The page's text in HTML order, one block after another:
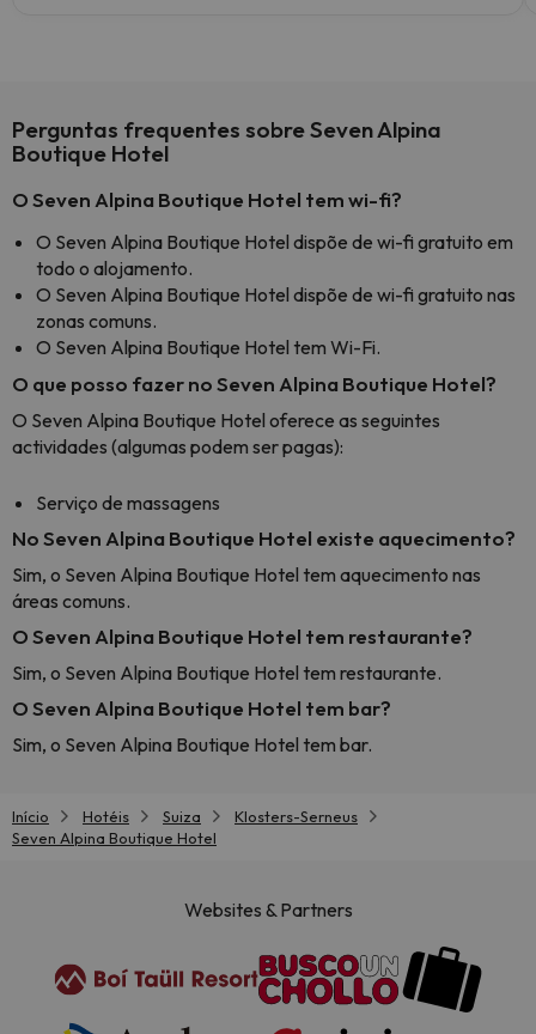
Perguntas frequentes sobre Seven Alpina
Boutique Hotel
O Seven Alpina Boutique Hotel tem wi-fi?
O Seven Alpina Boutique Hotel dispõe de wi-fi gratuito em
todo o alojamento.
O Seven Alpina Boutique Hotel dispõe de wi-fi gratuito nas
zonas comuns.
O Seven Alpina Boutique Hotel tem Wi-Fi.
O que posso fazer no Seven Alpina Boutique Hotel?
O Seven Alpina Boutique Hotel oferece as seguintes
actividades (algumas podem ser pagas):
Serviço de massagens
No Seven Alpina Boutique Hotel existe aquecimento?
Sim, o Seven Alpina Boutique Hotel tem aquecimento nas
áreas comuns.
O Seven Alpina Boutique Hotel tem restaurante?
Sim, o Seven Alpina Boutique Hotel tem restaurante.
O Seven Alpina Boutique Hotel tem bar?
Sim, o Seven Alpina Boutique Hotel tem bar.
Início Hotéis Suiza
Klosters-Serneus
Seven Alpina Boutique Hotel
Websites & Partners